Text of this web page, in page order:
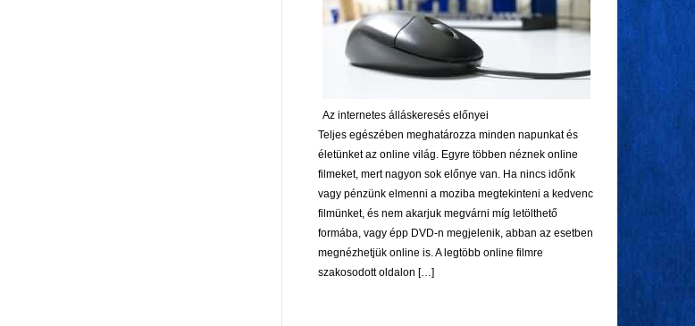
Az internetes álláskeresés előnyei
Teljes egészében meghatározza minden napunkat és
életünket az online világ. Egyre többen néznek online
filmeket, mert nagyon sok előnye van. Ha nincs időnk
vagy pénzünk elmenni a moziba megtekinteni a kedvenc
filmünket, és nem akarjuk megvárni míg letölthető
formába, vagy épp DVD-n megjelenik, abban az esetben
megnézhetjük online is. A legtöbb online filmre
szakosodott oldalon […]